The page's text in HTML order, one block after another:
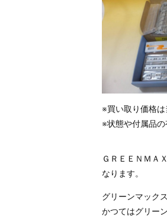
※買い取り価格は
※状態や付属品の
ＧＲＥＥＮＭＡ
なります。
グリーンマック
かつてはグリー